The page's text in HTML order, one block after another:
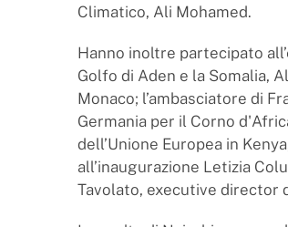
Climatico, Ali Mohamed.
Hanno inoltre partecipato
Golfo di Aden e la Somalia,
Monaco; l’ambasciatore di
Germania per il Corno
dell’Unione Europea in
all’inaugurazione Letizia
Tavolato, executive director